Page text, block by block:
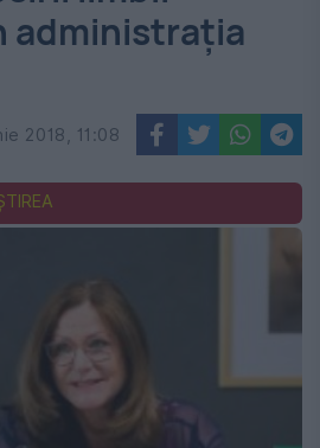
administrația
2018, 11:08